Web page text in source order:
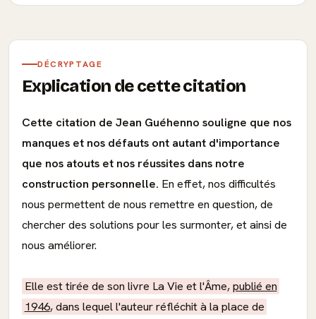
DÉCRYPTAGE
Explication de cette citation
Cette citation de Jean Guéhenno souligne que nos
manques et nos défauts ont autant d'importance
que nos atouts et nos réussites dans notre
construction personnelle. En effet, nos difficultés
nous permettent de nous remettre en question, de
chercher des solutions pour les surmonter, et ainsi de
nous améliorer.
Elle est tirée de son livre La Vie et l'Âme,publié en
1946, dans lequel l'auteur réfléchit à la place de